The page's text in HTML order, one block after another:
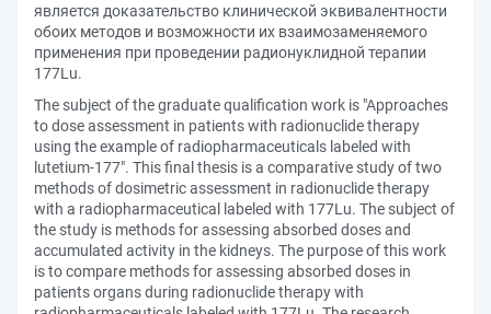
является доказательство клинической эквивалентности
обоих методов и возможности их взаимозаменяемого
применения при проведении радионуклидной терапии
177Lu.
The subject of the graduate qualification work is "Approaches
to dose assessment in patients with radionuclide therapy
using the example of radiopharmaceuticals labeled with
lutetium-177". This final thesis is a comparative study of two
methods of dosimetric assessment in radionuclide therapy
with a radiopharmaceutical labeled with 177Lu. The subject of
the study is methods for assessing absorbed doses and
accumulated activity in the kidneys. The purpose of this work
is to compare methods for assessing absorbed doses in
patients organs during radionuclide therapy with